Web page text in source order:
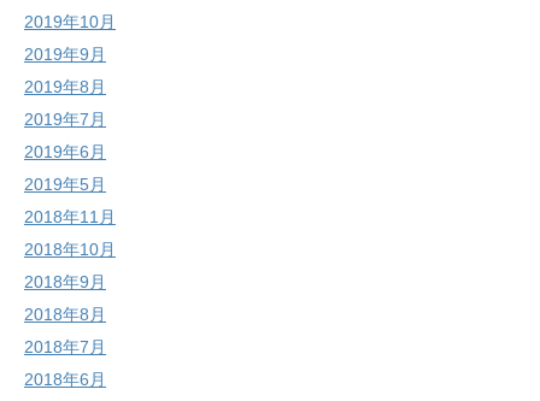
2019年10月
2019年9月
2019年8月
2019年7月
2019年6月
2019年5月
2018年11月
2018年10月
2018年9月
2018年8月
2018年7月
2018年6月